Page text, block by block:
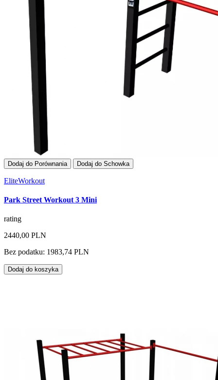
Dodaj do Porównania Dodaj do Schowka
EliteWorkout
Park Street Workout 3 Mini
rating
2440,00 PLN
Bez podatku: 1983,74 PLN
Dodaj do koszyka